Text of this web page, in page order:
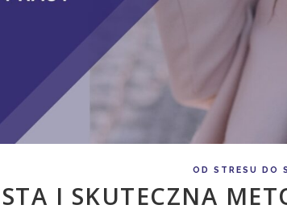
OD STRESU DO
I SKUTECZNA